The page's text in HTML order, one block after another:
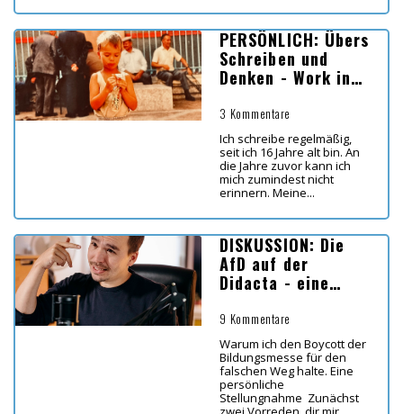
PERSÖNLICH: Übers
Schreiben und
Denken - Work in
3 Kommentare
Ich schreibe regelmäßig,
seit ich 16 Jahre alt bin. An
die Jahre zuvor kann ich
mich zumindest nicht
erinnern. Meine...
DISKUSSION: Die
AfD auf der
Didacta - eine
Stellungnahme
9 Kommentare
Warum ich den Boycott der
Bildungsmesse für den
falschen Weg halte. Eine
persönliche
Stellungnahme Zunächst